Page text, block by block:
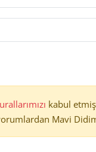
kabul
Mavi